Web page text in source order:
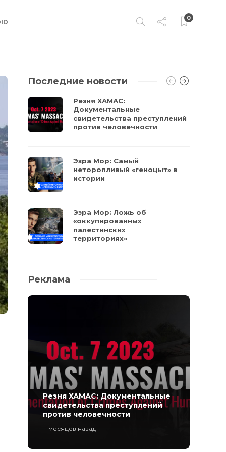
0
Последние новости
Резня ХАМАС:
Документальные
свидетельства преступлений
против человечности
Эзра Мор: Самый
неторопливый «геноцыт» в
истории
Эзра Мор: Ложь об
«оккупированных
палестинских
территориях»
Реклама
Резня ХАМАС: Документальные
свидетельства преступлений
против человечности
11 месяцев назад